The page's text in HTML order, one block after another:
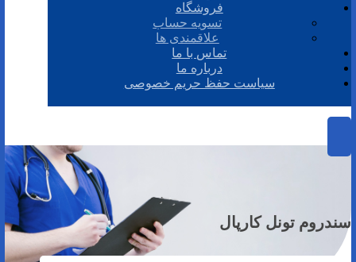
فروشگاه
تسویه حساب
علاقمندی ها
تماس با ما
درباره ما
سیاست حفظ حریم خصوصی
سندروم تونل کارپال